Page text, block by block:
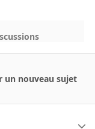
un nouveau sujet